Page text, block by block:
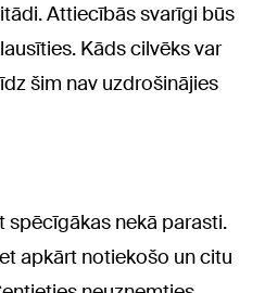
Attiecībās svarīgi būs
Kāds cilvēks var
šim nav uzdrošinājies
spēcīgākas nekā parasti.
apkārt notiekošo un citu